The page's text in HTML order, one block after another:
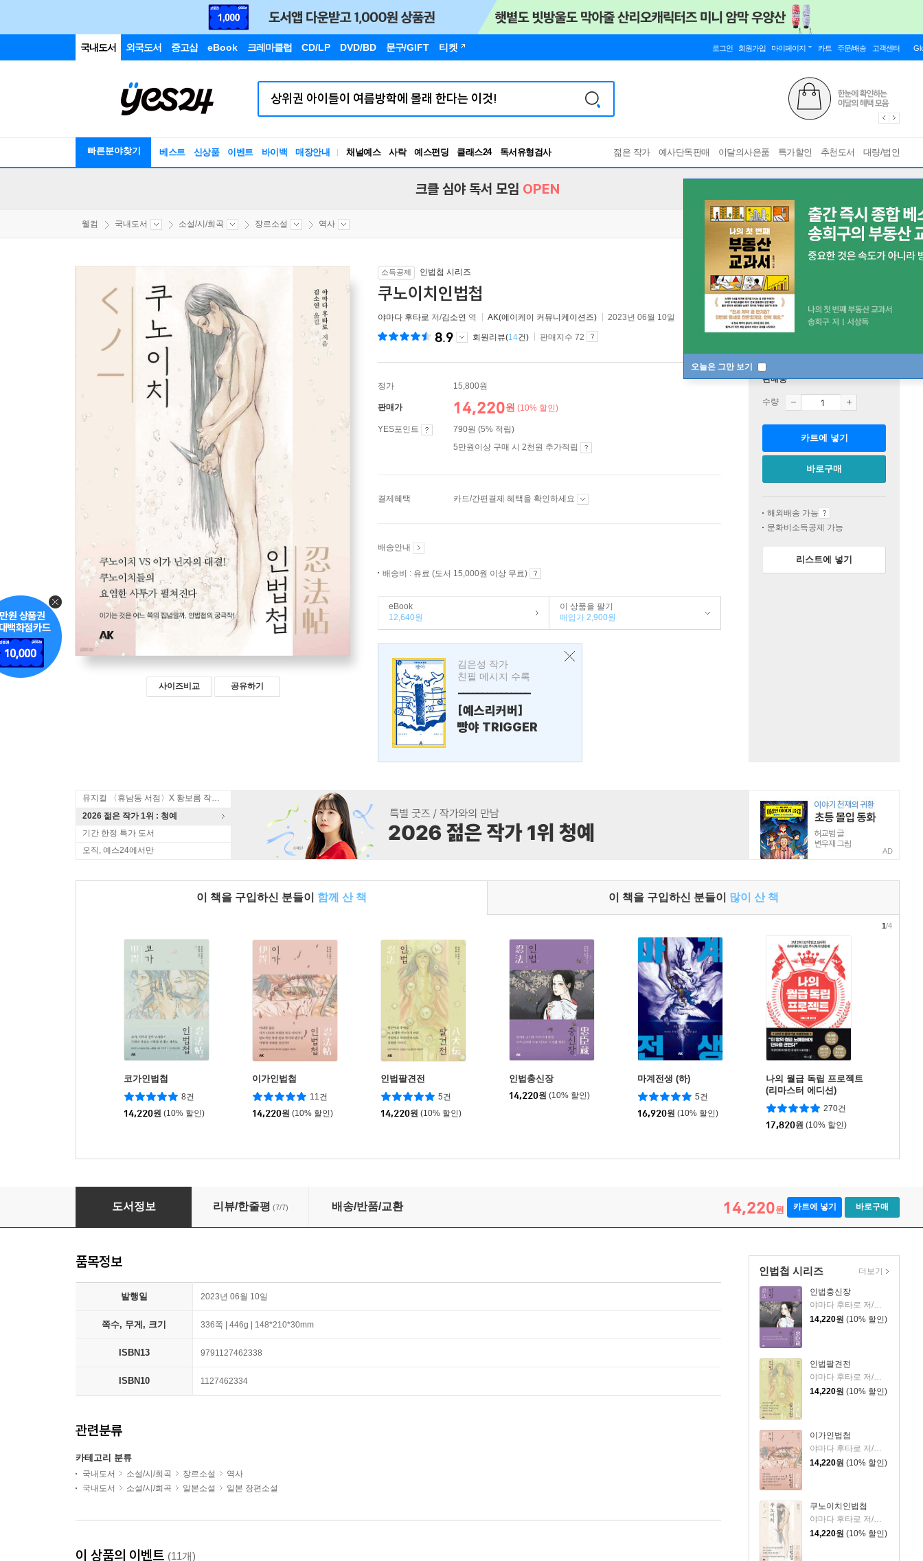
국내도서 외국도서 중고샵 eBook 크레마클럽 CD/LP DVD/BD 문구/GIFT 티켓 로그인 회원가입 마이페이지 카트 주문/배송 고객센터
빠른분야찾기 베스트 신상품 이벤트 바이백 매장안내 채널예스 사락 예스펀딩 클래스24
독서유형검사
RBTI Lab
젊은 작가 예사단독판매 이달의사은품 특가할인 추천도서 대량/법인
오늘은 그만 보기
크클 심야 독서 모임 OPEN
웰컴 국내도서 소설/시/희곡 장르소설 역사
사이즈비교 공유하기
소득공제 인법첩 시리즈
쿠노이치인법첩
야마다 후타로 저/김소연 역 AK(에이케이 커뮤니케이션즈) 2023년 06월 10일
8.9 회원리뷰(14건) 판매지수 72
정가 15,800원
판매가 14,220원 (10% 할인)
YES포인트
790원 (5% 적립)
5만원이상 구매 시 2천원 추가적립
결제혜택 카드/간편결제 혜택을 확인하세요
배송안내
배송비 : 유료 (도서 15,000원 이상 무료)
eBook
12,640원
이 상품을 팔기
매입가 2,900원
김은성 작가
친필 메시지 수록
---------------
[예스리커버]
빵야 TRIGGER
판매중
수량
카트에 넣기
바로구매
해외배송 가능
문화비소득공제 가능
리스트에 넣기
뮤지컬 〈휴남동 서점〉X 황보름 작가 북토크
2026 젊은 작가 1위 : 청예
기간 한정 특가 도서
오직, 예스24에서만
AD
이 책을 구입하신 분들이 함께 산 책 이 책을 구입하신 분들이 많이 산 책
코가인법첩
8건
14,220원 (10% 할인)
이가인법첩
11건
14,220원 (10% 할인)
인법팔견전
5건
14,220원 (10% 할인)
인법충신장
14,220원 (10% 할인)
마계전생 (하)
5건
16,920원 (10% 할인)
나의 월급 독립 프로젝트
(리마스터 에디션)
270건
17,820원 (10% 할인)
1/4
쿠노이치인법첩
도서정보 리뷰/한줄평 (7/7) 배송/반품/교환 14,220원 카트에 넣기 바로구매
인법첩 시리즈
인법충신장
야마다 후타로 저/김소연 역
14,220원 (10% 할인)
인법팔견전
14,220원 (10% 할인)
이가인법첩
14,220원 (10% 할인)
쿠노이치인법첩
야마다 후타로 저/김소연 역
14,220원 (10% 할인)
더보기
품목정보
발행일 2023년 06월 10일
쪽수, 무게, 크기 336쪽 | 446g | 148*210*30mm
ISBN13 9791127462338
ISBN10 1127462334
관련분류
카테고리 분류
국내도서 소설/시/희곡 장르소설
역사
국내도서
소설/시/희곡 일본소설 일본 장편소설
이 상품의 이벤트 (11개)